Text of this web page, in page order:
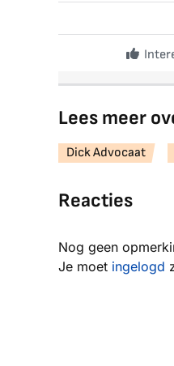
Lees meer
Dick Advocaat
Reacties
Nog geen
Je moet ingelogd